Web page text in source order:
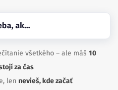
ak…
všetkého – ale máš 10
za čas
len nevieš, kde začať